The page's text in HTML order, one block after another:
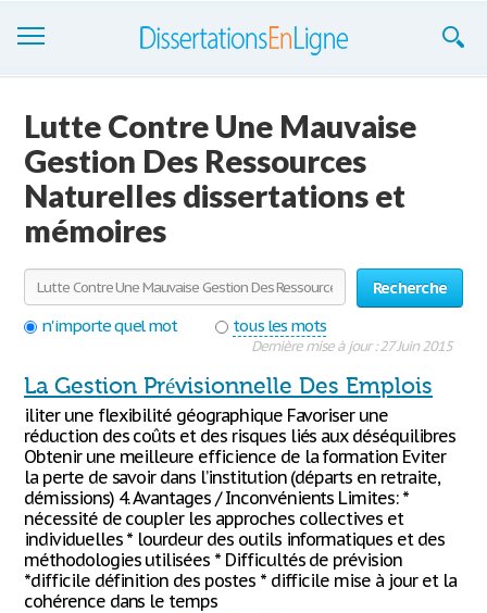
S'inscrire
Se connecter
Contactez-nous
Lutte Contre Une Mauvaise
Gestion Des Ressources
Naturelles dissertations et
mémoires
Recherche
n'importe quel mot
tous les mots
Dernière mise à jour : 27 Juin 2015
La Gestion Prévisionnelle Des Emplois
iliter une flexibilité géographique Favoriser une
réduction des coûts et des risques liés aux déséquilibres
Obtenir une meilleure efficience de la formation Eviter
la perte de savoir dans l’institution (départs en retraite,
démissions) 4. Avantages / Inconvénients Limites: *
nécessité de coupler les approches collectives et
individuelles * lourdeur des outils informatiques et des
méthodologies utilisées * Difficultés de prévision
*difficile définition des postes * difficile mise à jour et la
cohérence dans le temps